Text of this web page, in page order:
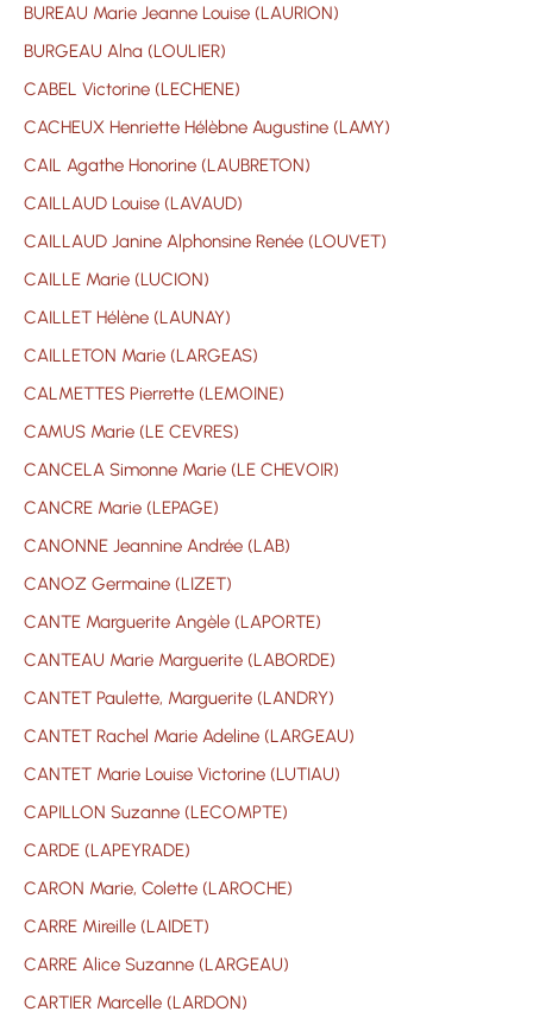
BUREAU Marie Jeanne Louise (LAURION)
BURGEAU Alna (LOULIER)
CABEL Victorine (LECHENE)
CACHEUX Henriette Hélèbne Augustine (LAMY)
CAIL Agathe Honorine (LAUBRETON)
CAILLAUD Louise (LAVAUD)
CAILLAUD Janine Alphonsine Renée (LOUVET)
CAILLE Marie (LUCION)
CAILLET Hélène (LAUNAY)
CAILLETON Marie (LARGEAS)
CALMETTES Pierrette (LEMOINE)
CAMUS Marie (LE CEVRES)
CANCELA Simonne Marie (LE CHEVOIR)
CANCRE Marie (LEPAGE)
CANONNE Jeannine Andrée (LAB)
CANOZ Germaine (LIZET)
CANTE Marguerite Angèle (LAPORTE)
CANTEAU Marie Marguerite (LABORDE)
CANTET Paulette, Marguerite (LANDRY)
CANTET Rachel Marie Adeline (LARGEAU)
CANTET Marie Louise Victorine (LUTIAU)
CAPILLON Suzanne (LECOMPTE)
CARDE (LAPEYRADE)
CARON Marie, Colette (LAROCHE)
CARRE Mireille (LAIDET)
CARRE Alice Suzanne (LARGEAU)
CARTIER Marcelle (LARDON)